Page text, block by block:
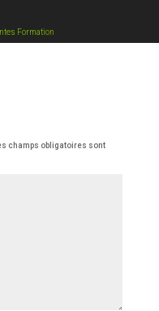
Formation
champs obligatoires sont